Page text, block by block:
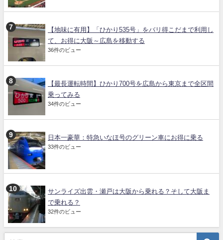
【地味に有用】「ひかり535号」をバリ得こだまで利用し
て、お得に大阪～広島を移動する
36件のビュー
【最長運転時間】ひかり700号を広島から東京まで全区間
乗ってみる
34件のビュー
日本一豪華：特急いなほ号のグリーン車にお得に乗る
33件のビュー
サンライズ出雲・瀬戸は大阪から乗れる？そして大阪ま
で乗れる？
32件のビュー